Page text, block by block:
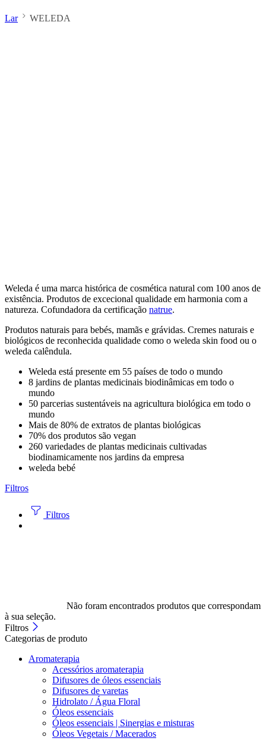
Lar WELEDA
Weleda é uma marca histórica de cosmética natural com 100 anos de
existência. Produtos de excecional qualidade em harmonia com a
natureza. Cofundadora da certificação natrue.
Produtos naturais para bebés, mamãs e grávidas. Cremes naturais e
biológicos de reconhecida qualidade como o weleda skin food ou o
weleda calêndula.
Weleda está presente em 55 países de todo o mundo
8 jardins de plantas medicinais biodinâmicas em todo o
mundo
50 parcerias sustentáveis na agricultura biológica em todo o
mundo
Mais de 80% de extratos de plantas biológicas
70% dos produtos são vegan
260 variedades de plantas medicinais cultivadas
biodinamicamente nos jardins da empresa
weleda bebé
Filtros
Filtros
Não foram encontrados produtos que correspondam
à sua seleção.
Filtros
Categorias de produto
Aromaterapia
Acessórios aromaterapia
Difusores de óleos essenciais
Difusores de varetas
Hidrolato / Água Floral
Óleos essenciais
Óleos essenciais | Sinergias e misturas
Óleos Vegetais / Macerados